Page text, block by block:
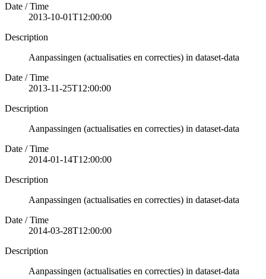
Date / Time
2013-10-01T12:00:00
Description
Aanpassingen (actualisaties en correcties) in dataset-data
Date / Time
2013-11-25T12:00:00
Description
Aanpassingen (actualisaties en correcties) in dataset-data
Date / Time
2014-01-14T12:00:00
Description
Aanpassingen (actualisaties en correcties) in dataset-data
Date / Time
2014-03-28T12:00:00
Description
Aanpassingen (actualisaties en correcties) in dataset-data